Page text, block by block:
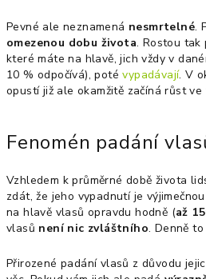
Pevné ale neznamená nesmrtelné.
omezenou dobu života. Rostou tak
které máte na hlavě, jich vždy v
10 % odpočívá), potévypadávají. V
opustí již ale okamžitě začíná růst
Fenomén padání
Vzhledem k průměrné době života
zdát, že jeho vypadnutí je
na hlavě vlasů opravdu hodně (až
vlasů není nic zvláštního. Denně
Přirozené padání vlasů z důvodu